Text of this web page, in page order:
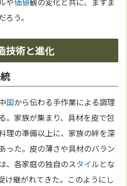
う。
技術と進化
国から伝わる手作業による調理
。家族が集まり、具材を皮で包
理の準備以上に、家族の絆を深
った。皮の薄さや具材のバラン
、各家庭の独自のスタイルとな
け継がれてきた。このようにし